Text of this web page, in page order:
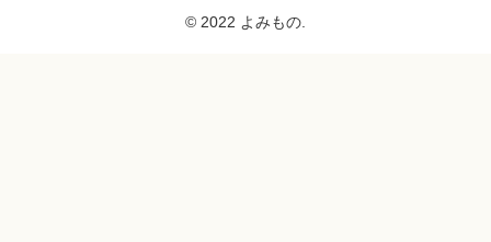
© 2022 よみもの.